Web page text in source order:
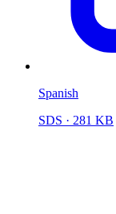
Spanish
SDS · 281 KB